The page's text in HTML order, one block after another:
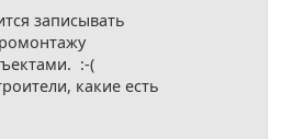
записывать
:-(
какие есть